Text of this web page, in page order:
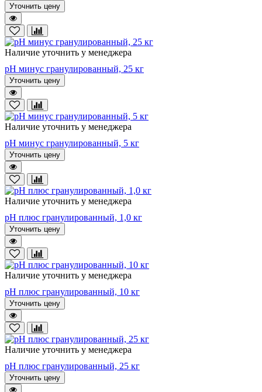
Уточнить цену
Наличие уточнить у менеджера
pH минус гранулированный, 25 кг
Уточнить цену
Наличие уточнить у менеджера
pH минус гранулированный, 5 кг
Уточнить цену
Наличие уточнить у менеджера
pH плюс гранулированный, 1,0 кг
Уточнить цену
Наличие уточнить у менеджера
pH плюс гранулированный, 10 кг
Уточнить цену
Наличие уточнить у менеджера
pH плюс гранулированный, 25 кг
Уточнить цену